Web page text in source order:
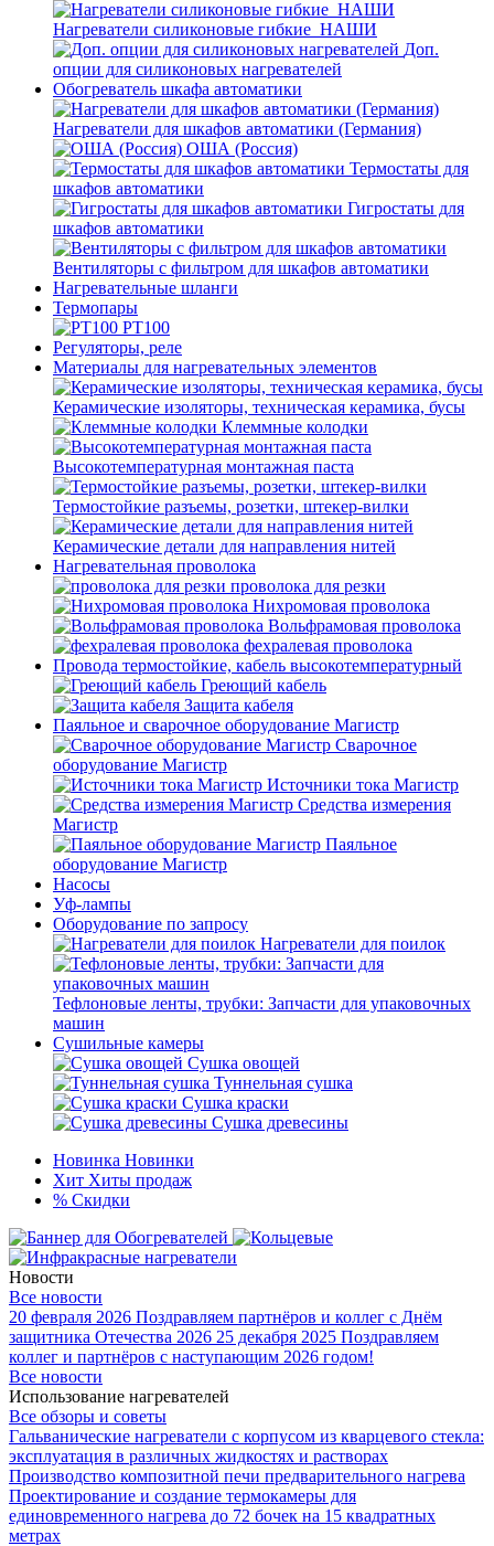
Нагреватели силиконовые гибкие_НАШИ
Доп.
опции для силиконовых нагревателей
Обогреватель шкафа автоматики
Нагреватели для шкафов автоматики (Германия)
ОША (Россия)
Термостаты для
шкафов автоматики
Гигростаты для
шкафов автоматики
Вентиляторы с фильтром для шкафов автоматики
Нагревательные шланги
Термопары
PT100
Регуляторы, реле
Материалы для нагревательных элементов
Керамические изоляторы, техническая керамика, бусы
Клеммные колодки
Высокотемпературная монтажная паста
Термостойкие разъемы, розетки, штекер-вилки
Керамические детали для направления нитей
Нагревательная проволока
проволока для резки
Нихромовая проволока
Вольфрамовая проволока
фехралевая проволока
Провода термостойкие, кабель высокотемпературный
Греющий кабель
Защита кабеля
Паяльное и сварочное оборудование Магистр
Сварочное
оборудование Магистр
Источники тока Магистр
Средства измерения
Магистр
Паяльное
оборудование Магистр
Насосы
Уф-лампы
Оборудование по запросу
Нагреватели для поилок
Тефлоновые ленты, трубки: Запчасти для упаковочных
машин
Сушильные камеры
Сушка овощей
Туннельная сушка
Сушка краски
Сушка древесины
Новинка Новинки
Хит Хиты продаж
% Скидки
Новости
Все новости
20 февраля 2026 Поздравляем партнёров и коллег с Днём
защитника Отечества 2026 25 декабря 2025 Поздравляем
коллег и партнёров с наступающим 2026 годом!
Все новости
Использование нагревателей
Все обзоры и советы
Гальванические нагреватели с корпусом из кварцевого стекла:
эксплуатация в различных жидкостях и растворах
Производство композитной печи предварительного нагрева
Проектирование и создание термокамеры для
единовременного нагрева до 72 бочек на 15 квадратных
метрах